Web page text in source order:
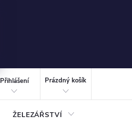
Přihlášení
KOŠÍK
Prázdný košík
ŽELEZÁŘSTVÍ